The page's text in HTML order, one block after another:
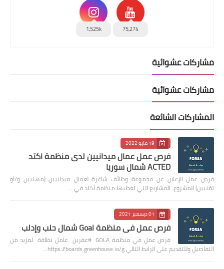
75,274
1,525k
مشاركات عشوائية
مشاركات عشوائية
المشاركات الشائعة
19 مايو 2022
فرص عمل عمال ميدانيين لدى منظمة اكتد
ACTED شمال سوريا
فرص عمل الإعلان عن مجموعة وظائف شاغرة لعمال ميدانيين (مهنيين و/أو
تقنيين) المشروع: المشاريع التي تغطيها منظمة أكتد في …
01 ديسمبر 2021
فرص عمل في منظمة Goal شمال حلب وإدلب
فرص عمل في منظمة GOLA #عفرين عامل نظافة لمزيد من
التفاصيل وللتقديم على الرابط التالي https://boards.greenhouse.io/g…